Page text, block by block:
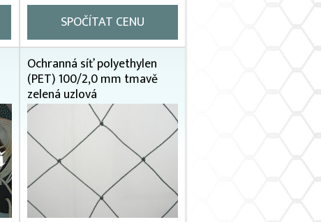
SPOČÍTAT CENU
Ochranná síť polyethylen
(PET) 100/2,0 mm tmavě
zelená uzlová